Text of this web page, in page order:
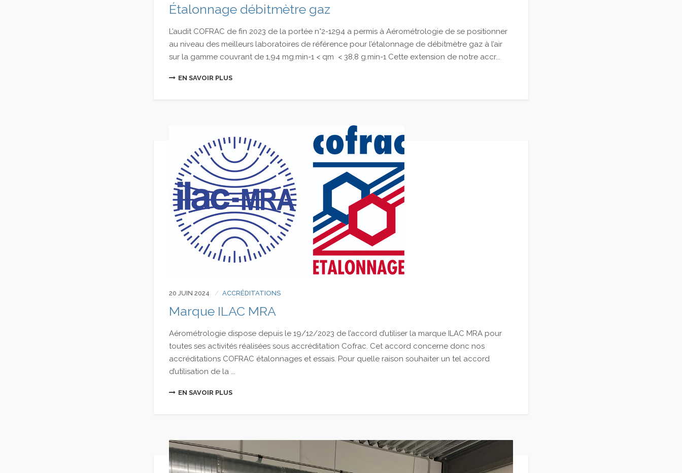
Étalonnage débitmètre gaz
L’audit COFRAC de fin 2023 de la portée n°2-1294 a permis à Aérométrologie de se positionner
au niveau des meilleurs laboratoires de référence pour l’étalonnage de débitmètre gaz à l’air
sur la gamme couvrant de 1,94 mg.min-1 < qm < 38,8 g.min-1 Cette extension de notre accr...
EN SAVOIR PLUS
20 JUIN 2024 ACCRÉDITATIONS
Marque ILAC MRA
Aérométrologie dispose depuis le 19/12/2023 de l’accord d’utiliser la marque ILAC MRA pour
toutes ses activités réalisées sous accréditation Cofrac. Cet accord concerne donc nos
accréditations COFRAC étalonnages et essais. Pour quelle raison souhaiter un tel accord
d’utilisation de la ...
EN SAVOIR PLUS